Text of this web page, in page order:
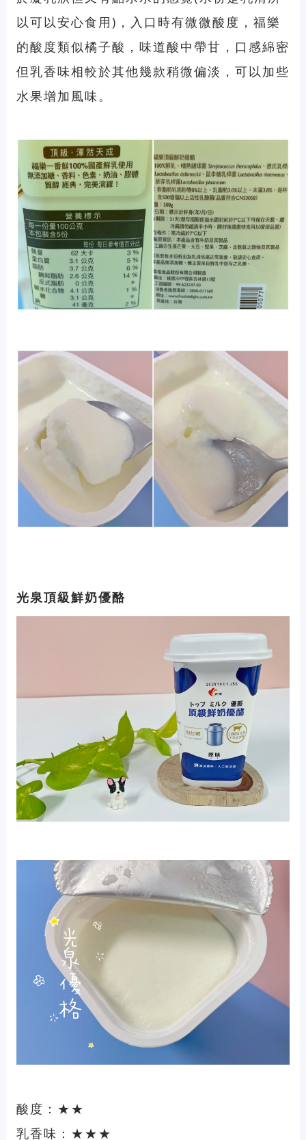
以可以安心食用)，入口時有微微酸度，福樂
的酸度類似橘子酸，味道酸中帶甘，口感綿密
但乳香味相較於其他幾款稍微偏淡，可以加些
水果增加風味。
光泉頂級鮮奶優酪
酸度：★★
乳香味：★★★